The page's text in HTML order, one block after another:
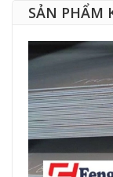
SẢN PHẨM